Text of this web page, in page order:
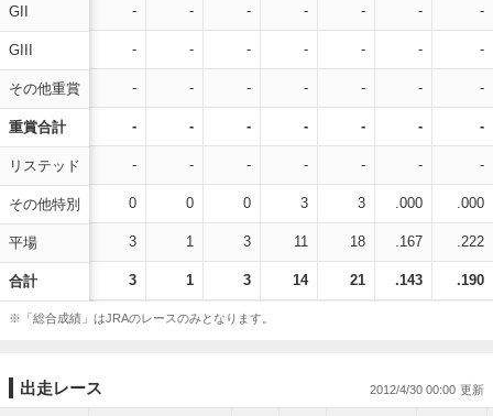
GII
GIII
その他重賞
重賞合計
リステッド
その他特別
平場
合計
- - - - - - -
- - - - - - -
- - - - - - -
- - - - - - -
- - - - - - -
0 0 0 3 3 .000 .000
3 1 3 11 18 .167 .222
3 1 3 14 21 .143 .190
※「総合成績」はJRAのレースのみとなります。
出走レース 2012/4/30 00:00